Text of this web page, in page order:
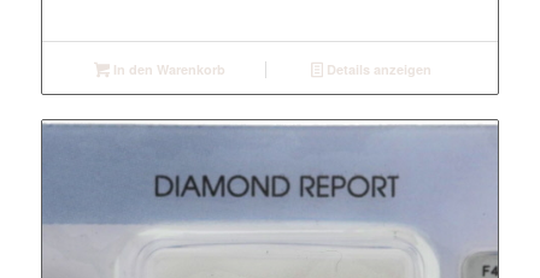
In den Warenkorb Details anzeigen